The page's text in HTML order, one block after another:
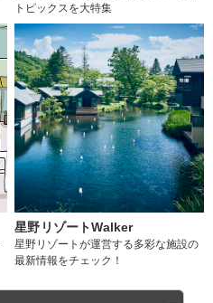
トピックスを大特集
星野リゾートWalker
星野リゾートが運営する多彩な施設の
最新情報をチェック！